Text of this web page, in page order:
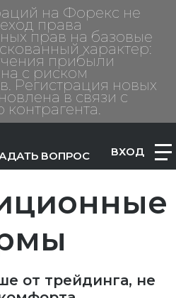
на Форекс не
права
прав на базовые
характер:
прибыли
с риском
Регистрация новых
в связи с
ВОПРОС ВХОД
от трейдинга, не